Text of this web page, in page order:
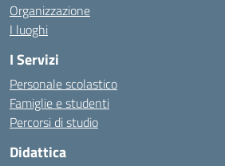
Organizzazione
I luoghi
I Servizi
Personale scolastico
Famiglie e studenti
Percorsi di studio
Didattica